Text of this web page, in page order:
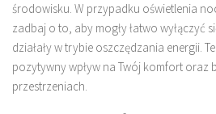
środowisku. W przypadku oświetlenia
zadbaj o to, aby mogły łatwo wyłączyć
działały w trybie oszczędzania energii.
pozytywny wpływ na Twój komfort oraz
przestrzeniach.